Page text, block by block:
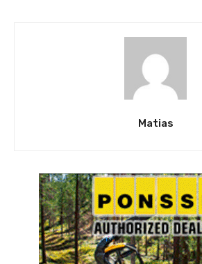
Matias